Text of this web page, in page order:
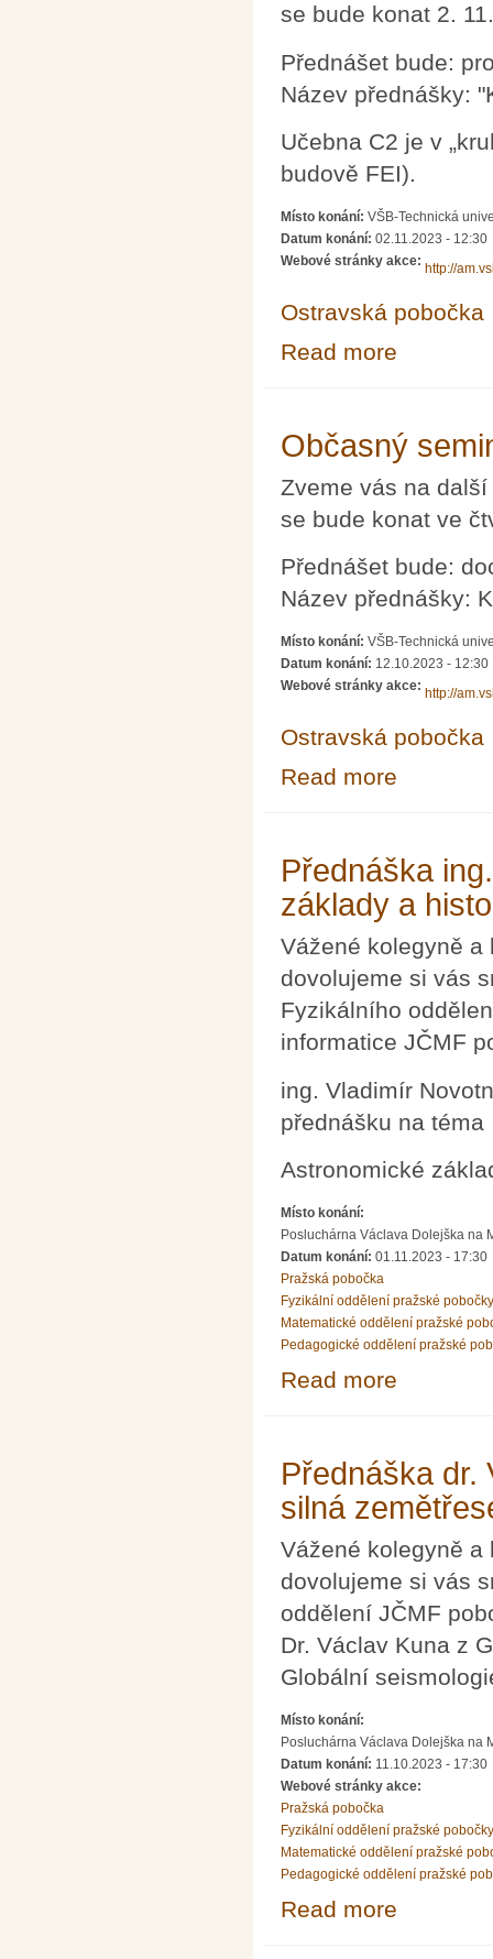
se bude konat 2.
Přednášet bude:
Název přednášky:
Učebna C2 je v
budově FEI).
Místo konání: VŠB-Technická
Datum konání: 02.11.2023 - 12:30
Webové stránky akce:
http://
Ostravská pobočka
Read more
Občasný
Zveme vás na
se bude konat ve
Přednášet bude:
Název přednášky:
Místo konání: VŠB-Technická
Datum konání: 12.10.2023 - 12:30
Webové stránky akce:
http://
Ostravská pobočka
Read more
Přednáška
základy a
Vážené kolegyně a
dovolujeme si vás
Fyzikálního
informatice JČMF
ing. Vladimír
přednášku na téma
Astronomické
Místo konání:
Posluchárna Václava Dolejška na
Datum konání: 01.11.2023 - 17:30
Pražská pobočka
Fyzikální oddělení pražské pobočky
Matematické oddělení pražské
Pedagogické oddělení pražské
Read more
Přednáška dr.
silná
Vážené kolegyně a
dovolujeme si vás
oddělení JČMF
Dr. Václav Kuna z
Globální
Místo konání:
Posluchárna Václava Dolejška na
Datum konání: 11.10.2023 - 17:30
Webové stránky akce:
Pražská pobočka
Fyzikální oddělení pražské pobočky
Matematické oddělení pražské
Pedagogické oddělení pražské
Read more